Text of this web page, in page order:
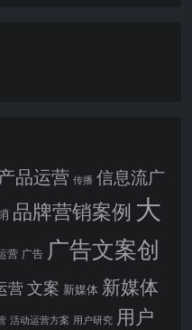
品运营 传播 信息流广
品牌营销案例 大
营 广告 广告文案创
营 文案 新媒体 新媒体
活动运营方案 用户研究 用户